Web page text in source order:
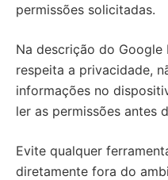
permissões solicitadas.
Na descrição do Google
respeita a privacidade,
informações no
ler as permissões antes
Evite qualquer
diretamente fora do